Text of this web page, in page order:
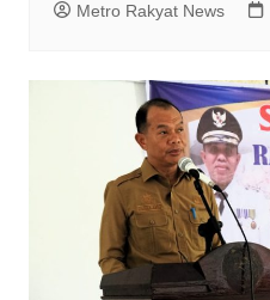
Metro Rakyat News